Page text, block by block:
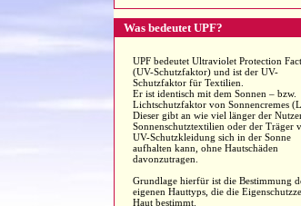
Was bedeutet UPF?
UPF bedeutet Ultraviolet Protection
(UV-Schutzfaktor) und ist der UV-
Schutzfaktor für Textilien.
Er ist identisch mit dem Sonnen – bzw.
Lichtschutzfaktor von Sonnencremes
Dieser gibt an wie viel länger der
Sonnenschutztextilien oder der Träger
UV-Schutzkleidung sich in der Sonne
aufhalten kann, ohne Hautschäden
davonzutragen.
Grundlage hierfür ist die Bestimmung
eigenen Hauttyps, die die
Haut bestimmt.